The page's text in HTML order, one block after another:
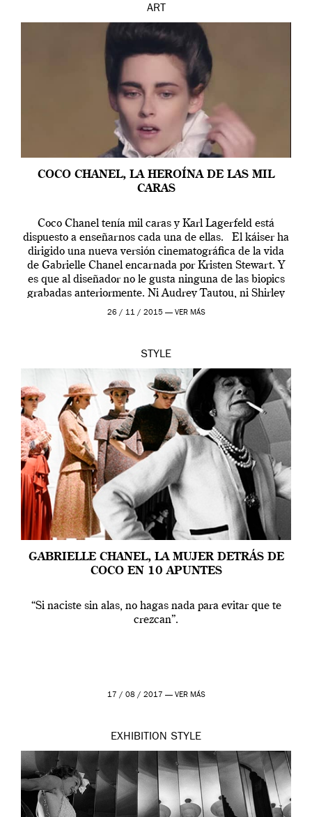
ART
COCO CHANEL, LA HEROÍNA DE LAS MIL
CARAS
Coco Chanel tenía mil caras y Karl Lagerfeld está
dispuesto a enseñarnos cada una de ellas. El káiser ha
dirigido una nueva versión cinematográfica de la vida
de Gabrielle Chanel encarnada por Kristen Stewart. Y
es que al diseñador no le gusta ninguna de las biopics
grabadas anteriormente. Ni Audrey Tautou, ni Shirley
McLaine ni ninguna otra. A él […]
26 / 11 / 2015 — VER MÁS
STYLE
GABRIELLE CHANEL, LA MUJER DETRÁS DE
COCO EN 10 APUNTES
“Si naciste sin alas, no hagas nada para evitar que te
crezcan”.
17 / 08 / 2017 — VER MÁS
EXHIBITION STYLE